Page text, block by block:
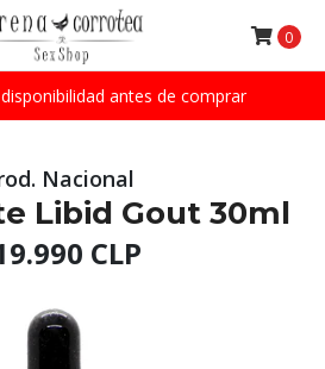
antes de comprar
0
Nacional
Libid Gout 30ml
CLP